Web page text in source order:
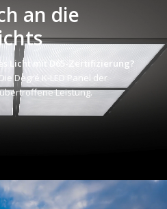
an die
Licht mit D65-Zertifizierung?
Degré K-LED Panel der
Leistung.